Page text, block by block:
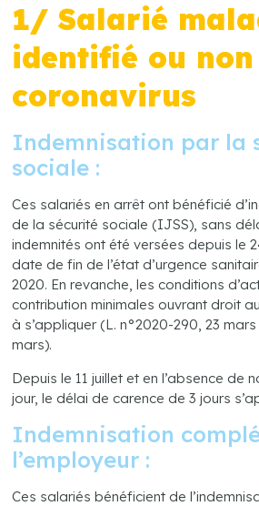
1/ Salarié
identifié ou non
coronavirus
Indemnisation par la
sociale :
Ces salariés en arrêt ont bénéficié
de la sécurité sociale (IJSS), sans
indemnités ont été versées depuis le
date de fin de l’état d’urgence
2020. En revanche, les conditions
contribution minimales ouvrant droit
à s’appliquer (L. n°2020-290, 23
mars).
Depuis le 11 juillet et en l’absence de
jour, le délai de carence de 3 jours
Indemnisation
l’employeur :
Ces salariés bénéficient de